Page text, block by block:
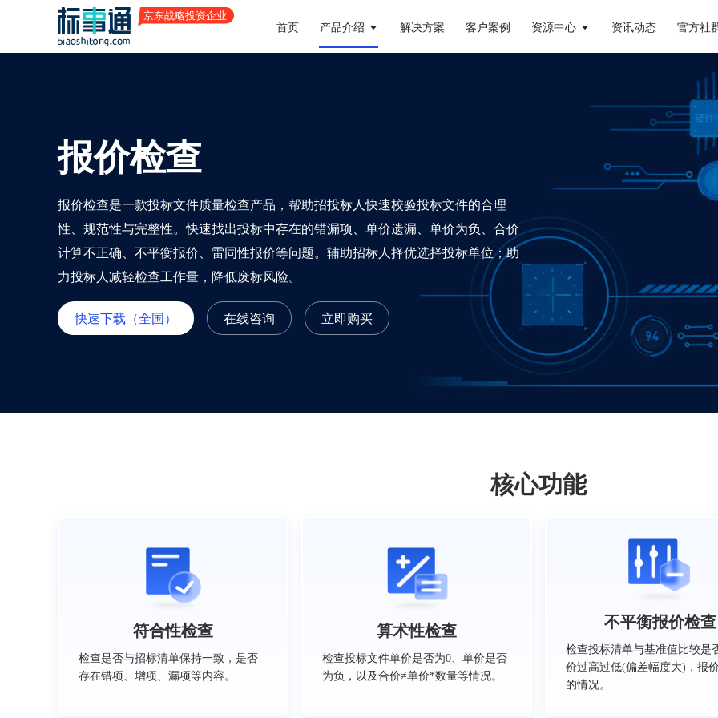
首页 产品介绍 解决方案 客户案例 资源中心 资讯动态 官方社
报价检查
报价检查是一款投标文件质量检查产品，帮助招投标人快速校验投标文件的合理
性、规范性与完整性。快速找出投标中存在的错漏项、单价遗漏、单价为负、合价
计算不正确、不平衡报价、雷同性报价等问题。辅助招标人择优选择投标单位；助
力投标人减轻检查工作量，降低废标风险。
快速下载（全国） 在线咨询 立即购买
核心功能
符合性检查
检查是否与招标清单保持一致，是否
存在错项、增项、漏项等内容。
算术性检查
检查投标文件单价是否为0、单价是否
为负，以及合价≠单价*数量等情况。
不平衡报价检查
检查投标清单与基准值比较是
价过高过低(偏差幅度大)，报
的情况。